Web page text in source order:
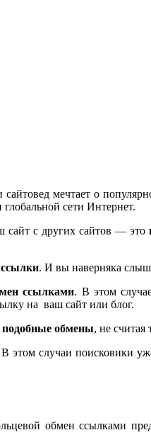
мечтает о
сети Интернет.
сайт с других сайтов — это
ссылки. И вы наверняка
ссылками. В этом
на ваш сайт или блог.
обмены, не
этом случаи поисковики
обмен ссылками